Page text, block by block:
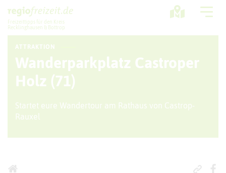
Freizeittipps für den Kreis
Recklinghausen & Bottrop
Sport + Bewegung
Aktuelles
ATTRAKTION
Wanderparkplatz Castroper
Holz (71)
Startet eure Wandertour am Rathaus von Castrop-
Rauxel